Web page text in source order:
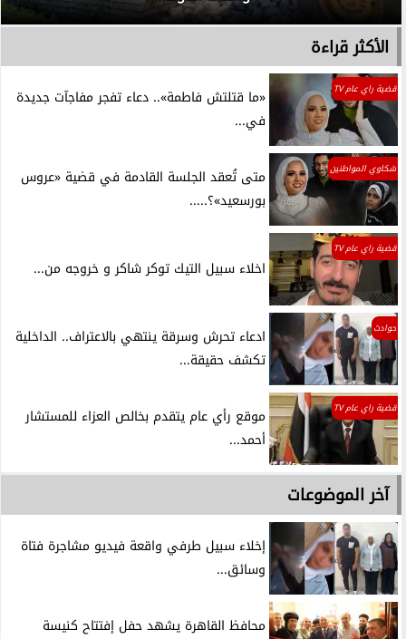
الأكثر قراءة
قضية راي عام TV
«ما قتلتش فاطمة».. دعاء تفجر مفاجآت جديدة
في...
شكاوي المواطنين
متى تُعقد الجلسة القادمة في قضية «عروس
بورسعيد»؟.....
قضية راي عام TV
اخلاء سبيل التيك توكر شاكر و خروجه من...
حوادث
ادعاء تحرش وسرقة ينتهي بالاعتراف.. الداخلية
تكشف حقيقة...
قضية راي عام TV
موقع رأي عام يتقدم بخالص العزاء للمستشار
أحمد...
آخر الموضوعات
إخلاء سبيل طرفي واقعة فيديو مشاجرة فتاة
وسائق...
محافظ القاهرة يشهد حفل إفتتاح كنيسة